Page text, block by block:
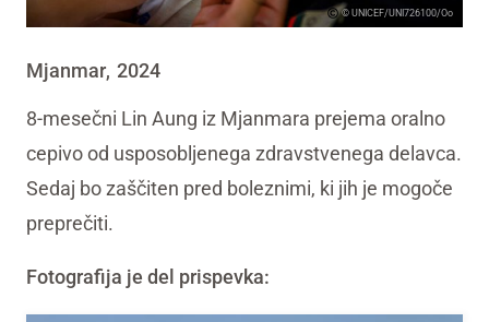
© UNICEF/UNI726100/Oo
Mjanmar, 2024
8-mesečni Lin Aung iz Mjanmara prejema oralno
cepivo od usposobljenega zdravstvenega delavca.
Sedaj bo zaščiten pred boleznimi, ki jih je mogoče
preprečiti.
Fotografija je del prispevka: